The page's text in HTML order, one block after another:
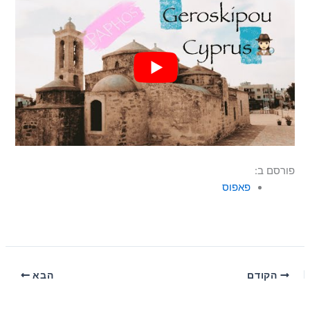
פורסם ב:
פאפוס
הקודם הבא